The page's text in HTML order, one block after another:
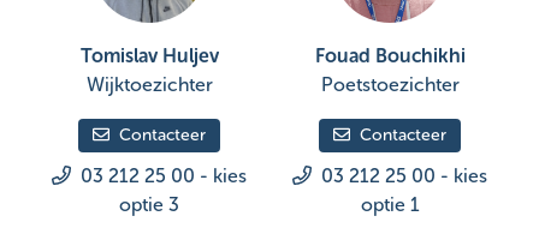
Tomislav Huljev
Wijktoezichter
Contacteer
03 212 25 00 - kies
optie 3
Fouad Bouchikhi
Poetstoezichter
Contacteer
03 212 25 00 - kies
optie 1